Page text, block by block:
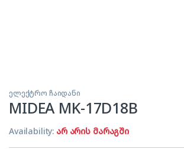
ელექტრო ჩაიდანი
MIDEA MK-17D18B
Availability: არ არის მარაგში